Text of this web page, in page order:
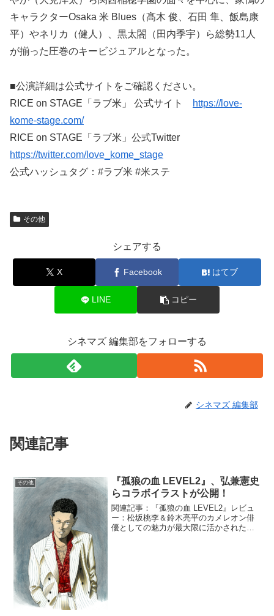
キャラクターOsaka 米 Blues（髙木 俊、石田 隼、飯島康
平）やネリカ（健人）、黒太閤（田内季宇）ら総勢11人
が揃った圧巻のキービジュアルとなった。
■公演詳細は公式サイトをご確認ください。
RICE on STAGE「ラブ米」 公式サイト
https://love-
kome-stage.com/
RICE on STAGE「ラブ米」公式Twitter
https://twitter.com/love_kome_stage
公式ハッシュタグ：#ラブ米 #米ステ
その他
シェアする
X Facebook はてブ
LINE コピー
シネマズ 編集部をフォローする
シネマズ 編集部
関連記事
その他
『孤狼の血 LEVEL2』、弘兼憲史
らコラボイラストが公開！
関連記事：『孤狼の血 LEVEL2』レビュ
ー：松坂桃李＆鈴木亮平のカメレオン俳
優としての魅力が最大限に活かされた快